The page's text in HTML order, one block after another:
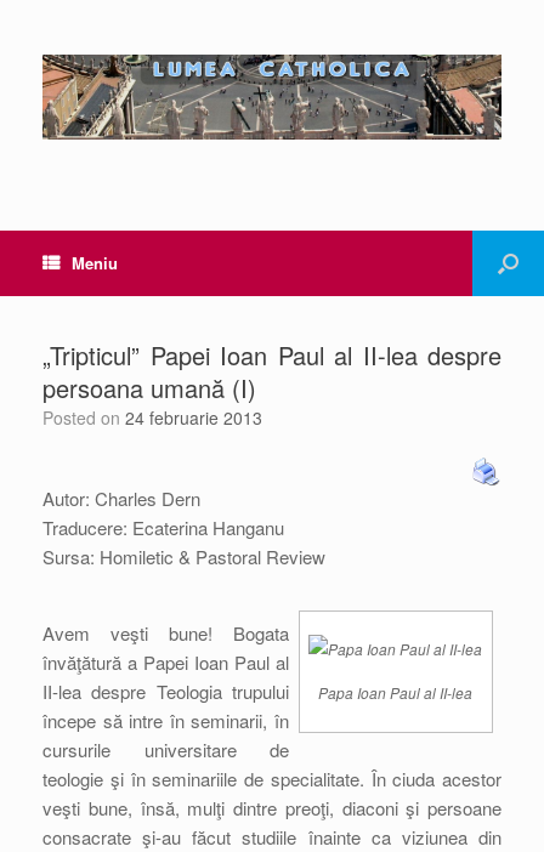
Meniu
„Tripticul” Papei Ioan Paul al II-lea despre
persoana umană (I)
Posted on 24 februarie 2013
Autor: Charles Dern
Traducere: Ecaterina Hanganu
Sursa: Homiletic & Pastoral Review
Papa Ioan Paul al II-lea
Avem veşti bune! Bogata
învăţătură a Papei Ioan Paul al
II-lea despre Teologia trupului
începe să intre în seminarii, în
cursurile universitare de
teologie şi în seminariile de specialitate. În ciuda acestor
veşti bune, însă, mulţi dintre preoţi, diaconi şi persoane
consacrate şi-au făcut studiile înainte ca viziunea din